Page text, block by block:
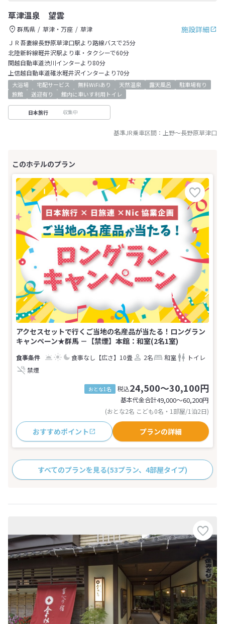
草津温泉 望雲
施設詳細
群馬県 草津・万座
草津
ＪＲ吾妻線長野原草津口駅より路線バスで25分
北陸新幹線軽井沢駅より車・タクシーで60分
関越自動車道渋川インターより80分
上信越自動車道碓氷軽井沢インターより70分
大浴場 宅配サービス 無料WiFiあり 天然温泉 露天風呂
駐車場有り
旅館
送迎有り 館内に車いす利用トイレ
日本旅行 収集中
基準JR乗車区間： 上野～長野原草津口
アクセスセットで行くご当地の名産品が当たる！ロングラン
キャンペーン★群馬 －【禁煙】本館：和室(2名1室)
食事なし 【広さ】10畳 2名 和室
トイレ
禁煙
おとな1名 税込24,500～30,100円
基本代金合計49,000〜60,200円
(おとな2名 こども0名・1部屋/1泊2日)
おすすめポイント プランの詳細
すべてのプランを見る(53プラン、4部屋タイプ)